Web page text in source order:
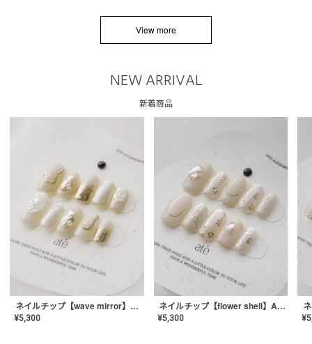
View more
NEW ARRIVAL
新着商品
ネイルチップ【wave mirror】AE-CONA-04
¥5,300
ネイルチップ【flower shell】AE-CONA-03
¥5,300 ¥